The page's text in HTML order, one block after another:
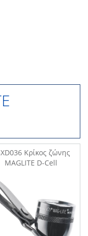
Κρίκος ζώνης
MAGLITE D-Cell